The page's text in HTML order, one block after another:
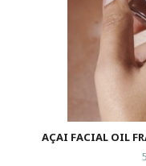
AÇAI FACIAL OIL